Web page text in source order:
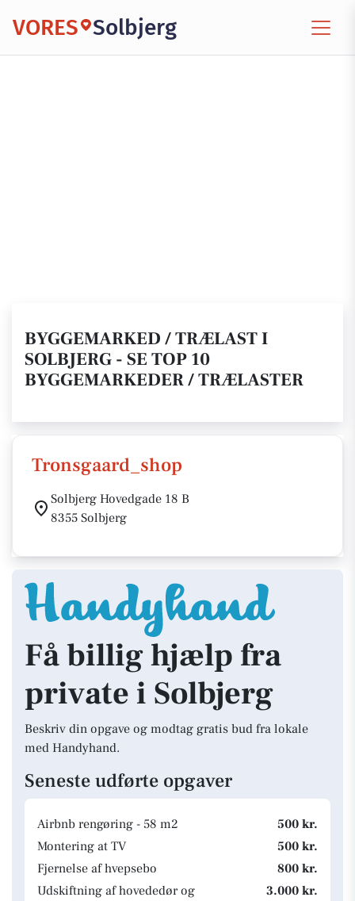
VORES Solbjerg
BYGGEMARKED / TRÆLAST I
SOLBJERG - SE TOP 10
BYGGEMARKEDER / TRÆLASTER
Tronsgaard_shop
Solbjerg Hovedgade 18 B
8355 Solbjerg
Få billig hjælp fra
private i Solbjerg
Beskriv din opgave og modtag gratis bud fra lokale
med Handyhand.
Seneste udførte opgaver
Airbnb rengøring - 58 m2
500 kr.
Montering at TV
500 kr.
Fjernelse af hvepsebo
800 kr.
Udskiftning af hovededør og
3.000 kr.